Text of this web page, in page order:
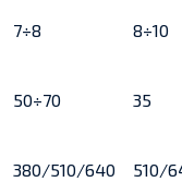
7÷8 8÷10
50÷70 35
380/510/640 510/